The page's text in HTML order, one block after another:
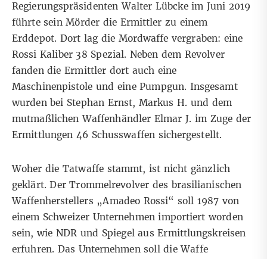
Regierungspräsidenten Walter Lübcke im Juni 2019
führte sein Mörder die Ermittler zu einem
Erddepot. Dort lag die Mordwaffe vergraben: eine
Rossi Kaliber 38 Spezial. Neben dem Revolver
fanden die Ermittler dort auch eine
Maschinenpistole und eine Pumpgun. Insgesamt
wurden bei Stephan Ernst, Markus H. und dem
mutmaßlichen Waffenhändler Elmar J. im Zuge der
Ermittlungen 46 Schusswaffen sichergestellt.
Woher die Tatwaffe stammt, ist nicht gänzlich
geklärt. Der Trommelrevolver des brasilianischen
Waffenherstellers „Amadeo Rossi“ soll 1987 von
einem Schweizer Unternehmen importiert worden
sein, wie NDR und Spiegel aus Ermittlungskreisen
erfuhren. Das Unternehmen soll die Waffe